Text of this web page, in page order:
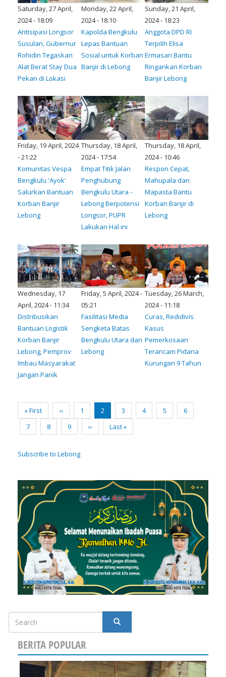
Saturday, 27 April,
2024 - 18:09
Antisipasi Longsor
Susulan, Gubernur
Rohidin Tegaskan
Alat Berat Stay Dua
Pekan di Lokasi
Monday, 22 April,
2024 - 18:10
Kapolda Bengkulu
Lepas Bantuan
Sosial untuk Korban
Banjir di Lebong
Sunday, 21 April,
2024 - 18:23
Anggota DPD RI
Terpilih Elisa
Ermasari Bantu
Ringankan Korban
Banjir Lebong
Friday, 19 April, 2024
- 21:22
Komunitas Vespa
Bengkulu 'Ayok'
Salurkan Bantuan
Korban Banjir
Lebong
Thursday, 18 April,
2024 - 17:54
Empat Titik Jalan
Penghubung
Bengkulu Utara -
Lebong Berpotensi
Longsor, PUPR
Lakukan Hal ini
Thursday, 18 April,
2024 - 10:46
Respon Cepat,
Mahupala dan
Mapasta Bantu
Korban Banjir di
Lebong
Wednesday, 17
April, 2024 - 11:34
Distribusikan
Bantuan Logistik
Korban Banjir
Lebong, Pemprov
Imbau Masyarakat
Jangan Panik
Friday, 5 April, 2024 -
05:21
Fasilitasi Media
Sengketa Batas
Bengkulu Utara dan
Lebong
Tuesday, 26 March,
2024 - 11:18
Curas, Redidivis
Kasus
Pemerkosaan
Terancam Pidana
Kurungan 9 Tahun
Pagination
First
page
« First
Previous
page
‹‹ Page
1
Current
page
2 Page
3 Page
4 Page
5 Page
6
Page
7 Page
8 Page
9
Next
page
››
Last
page
Last »
Subscribe to Lebong
Search
SEARCH
BERITA POPULAR